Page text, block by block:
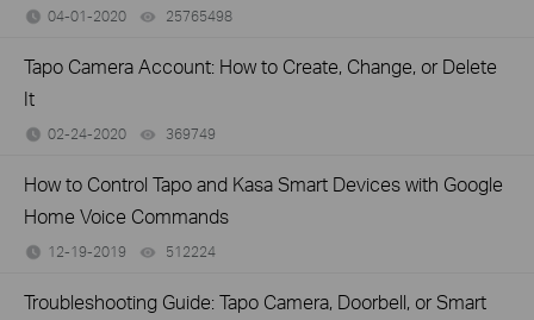
04-01-2020 25765498
Tapo Camera Account: How to Create, Change, or Delete
It
02-24-2020 369749
How to Control Tapo and Kasa Smart Devices with Google
Home Voice Commands
12-19-2019 512224
Troubleshooting Guide: Tapo Camera, Doorbell, or Smart